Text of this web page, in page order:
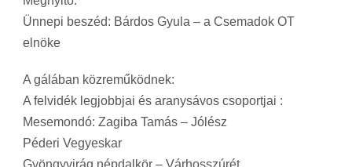
Ünnepi beszéd: Bárdos Gyula – a Csemadok OT
elnöke
A gálában közreműködnek:
A felvidék legjobbjai és aranysávos csoportjai :
Mesemondó: Zagiba Tamás – Jólész
Péderi Vegyeskar
Gyöngyvirág népdalkör – Várhosszúrét